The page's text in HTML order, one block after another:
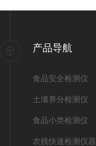
产品导航
食品安全检测仪
土壤养分检测仪
食品小类检测仪
农残快速检测仪器